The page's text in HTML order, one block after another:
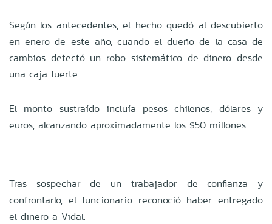
Según los antecedentes, el hecho quedó al descubierto
en enero de este año, cuando el dueño de la casa de
cambios detectó un robo sistemático de dinero desde
una caja fuerte.
El monto sustraído incluía pesos chilenos, dólares y
euros, alcanzando aproximadamente los $50 millones.
Tras sospechar de un trabajador de confianza y
confrontarlo, el funcionario reconoció haber entregado
el dinero a Vidal.